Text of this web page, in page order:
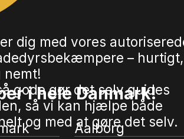
dig med vores
– hurtigt,
nemt!
gode gør det selv guides
så vi kan hjælpe både
og med at gøre det selv.
i hele Danmark!
Aalborg